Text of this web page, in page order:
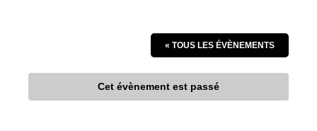
« TOUS LES ÉVÈNEMENTS
Cet évènement est passé